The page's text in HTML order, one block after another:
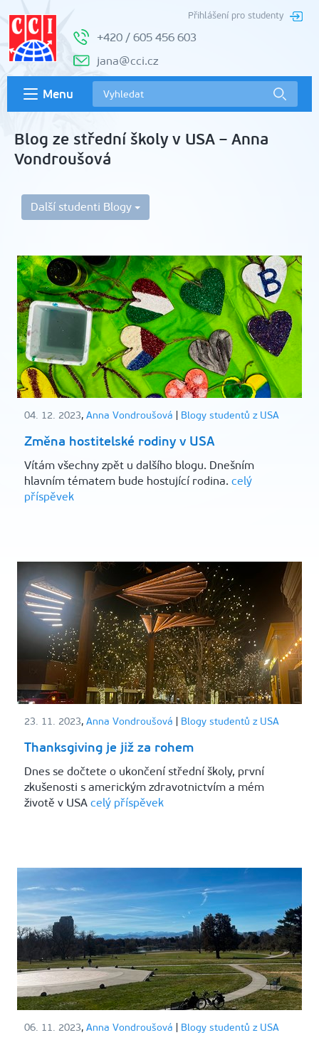
Přihlášení pro studenty
+420 / 605 456 603
jana@cci.cz
Menu
Blog ze střední školy v USA – Anna
Vondroušová
Další studenti Blogy
04. 12. 2023, Anna Vondroušová Blogy studentů z USA
Změna hostitelské rodiny v USA
Vítám všechny zpět u dalšího blogu. Dnešním
hlavním tématem bude hostující rodina. celý
příspěvek
23. 11. 2023, Anna Vondroušová Blogy studentů z USA
Thanksgiving je již za rohem
Dnes se dočtete o ukončení střední školy, první
zkušenosti s americkým zdravotnictvím a mém
životě v USA celý příspěvek
06. 11. 2023, Anna Vondroušová Blogy studentů z USA